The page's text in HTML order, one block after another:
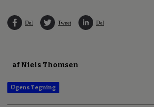
Del Tweet Del
af Niels Thomsen
Ugens Tegning